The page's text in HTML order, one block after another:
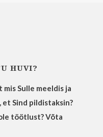
HUVI?
Sulle meeldis ja
et Sind pildistaksin?
töötlust? Võta